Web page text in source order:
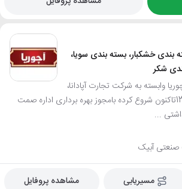
بندی خشکبار، بسته بندی سویا،
شکر
وابسته به شرکت تجارت آپادانا،
فعالیت خودرا ازسال 1398تاکنون شروع کرده بامجوز بهره برداری اداره صمت
...
صنعتی آبیک
مسیریابی مشاهده پروفایل